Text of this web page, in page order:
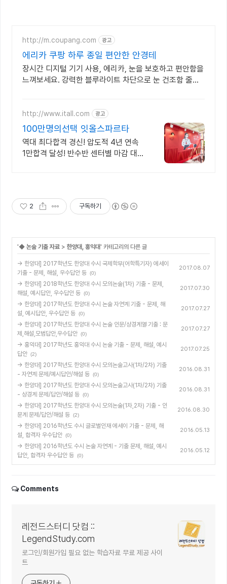
http://m.coupang.com 광고
에리카 쿠팡 하루 종일 편안한 안경테
장시간 디지털 기기 사용, 에리카, 눈을 보호하고 편안함을
느껴보세요. 강력한 블루라이트 차단으로 눈 건조함 줄이
http://www.itall.com 광고
100만명의선택 잇올스파르타
역대 최다합격 경신! 압도적 4년 연속
1만합격 달성! 반수반 센터별 마감 대
2 구독하기
'◆ 논술 기출 자료 > 한양대, 홍익대' 카테고리의 다른 글
→ 한양대] 2017학년도 한양대 수시 국제학부(어학특기자) 에세이
기출 - 문제, 해설, 우수답안 등 (0)
2017.08.07
→ 한양대] 2018학년도 한양대 수시 모의논술(1차) 기출 - 문제,
해설, 예시답안, 우수답안 등 (0)
2017.07.30
→ 한양대] 2017학년도 한양대 수시 논술 자연계 기출 - 문제, 해
설, 예시답안, 우수답안 등 (0)
2017.07.27
→ 한양대] 2017학년도 한양대 수시 논술 인문/상경계열 기출 : 문
제,해설,모범답안,우수답안 (0)
2017.07.27
→ 홍익대] 2017학년도 홍익대 수시 논술 기출 - 문제, 해설, 예시
답안 (2)
2017.07.25
→ 한양대] 2017학년도 한양대 수시 모의논술고사(1차/2차) 기출
- 자연계 문제/예시답안/해설 등 (0)
2016.08.31
→ 한양대] 2017학년도 한양대 수시 모의논술고사(1차/2차) 기출
- 상경계 문제/답안/해설 등 (0)
2016.08.31
→ 한양대] 2017학년도 한양대 수시 모의논술(1차,2차) 기출 - 인
문계 문제/답안/해설 등 (2)
2016.08.30
→ 한양대] 2016학년도 수시 글로벌인재 에세이 기출 - 문제, 해
설, 합격자 우수답안 (0)
2016.05.13
→ 한양대] 2016학년도 수시 논술 자연계 - 기출 문제, 해설, 예시
답안, 합격자 우수답안 등 (0)
2016.05.12
Comments
레전드스터디 닷컴 ::
LegendStudy.com
로그인/회원가입 필요 없는 학습자료 무료 제공 사이
트